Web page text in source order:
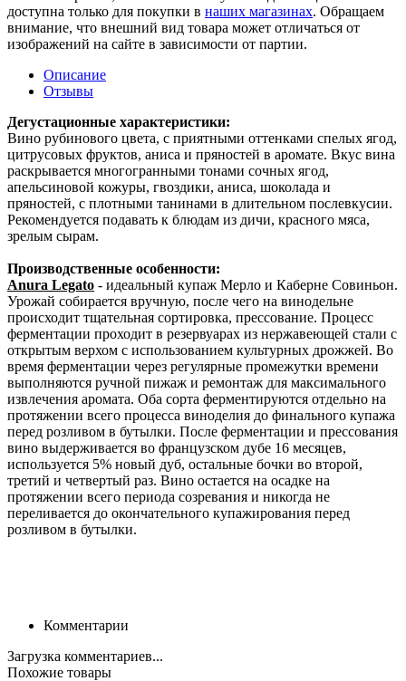
доступна только для покупки в наших магазинах. Обращаем
внимание, что внешний вид товара может отличаться от
изображений на сайте в зависимости от партии.
Описание
Отзывы
Дегустационные характеристики:
Вино рубинового цвета, с приятными оттенками спелых ягод,
цитрусовых фруктов, аниса и пряностей в аромате. Вкус вина
раскрывается многогранными тонами сочных ягод,
апельсиновой кожуры, гвоздики, аниса, шоколада и
пряностей, с плотными танинами в длительном послевкусии.
Рекомендуется подавать к блюдам из дичи, красного мяса,
зрелым сырам.
Производственные особенности:
Anura Legato - идеальный купаж Мерло и Каберне Совиньон.
Урожай собирается вручную, после чего на винодельне
происходит тщательная сортировка, прессование. Процесс
ферментации проходит в резервуарах из нержавеющей стали с
открытым верхом с использованием культурных дрожжей. Во
время ферментации через регулярные промежутки времени
выполняются ручной пижаж и ремонтаж для максимального
извлечения аромата. Оба сорта ферментируются отдельно на
протяжении всего процесса виноделия до финального купажа
перед розливом в бутылки. После ферментации и прессования
вино выдерживается во французском дубе 16 месяцев,
используется 5% новый дуб, остальные бочки во второй,
третий и четвертый раз. Вино остается на осадке на
протяжении всего периода созревания и никогда не
переливается до окончательного купажирования перед
розливом в бутылки.
Комментарии
Загрузка комментариев...
Похожие товары